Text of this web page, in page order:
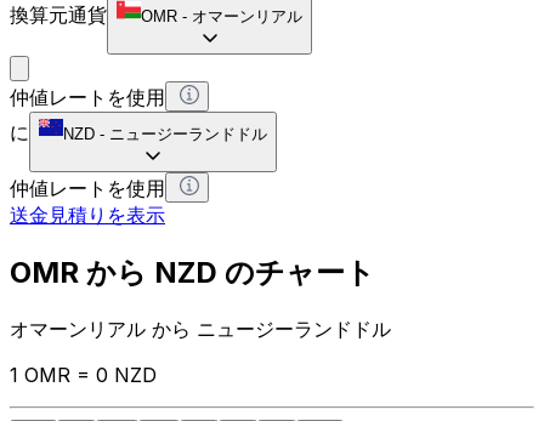
換算元通貨
OMR - オマーンリアル
仲値レートを使用
に
NZD - ニュージーランドドル
仲値レートを使用
送金見積りを表示
OMR から NZD のチャート
オマーンリアル から ニュージーランドドル
1 OMR = 0 NZD